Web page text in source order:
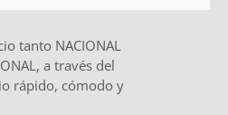
tanto NACIONAL
a través del
rápido, cómodo y